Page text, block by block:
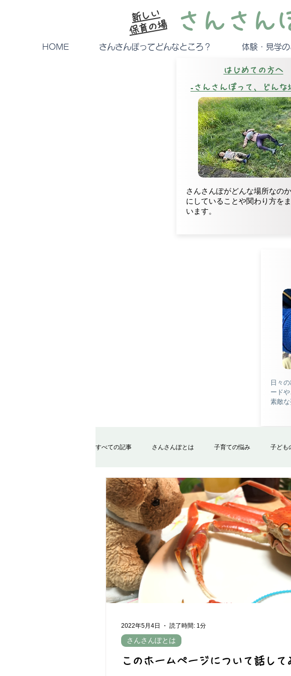
新しい
保育の場 さんさん
HOME さんさんぽってどんなところ？ 体験・見学
はじめての方へ
‐さんさんぽって、どんな
さんさんぽがどんな場所なのか
にしていることや関わり方を
います。
日々
ード
素敵な
すべての記事 さんさんぽとは 子育ての悩み 子ども
気になること・よくある質問 安全・リスク管理
このホームページについて話して
さんさんぽとは
2022年5月4日 読了時間: 1分